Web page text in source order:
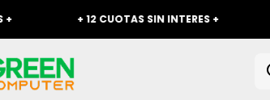
+ 12 CUOTAS SIN INTERES + +